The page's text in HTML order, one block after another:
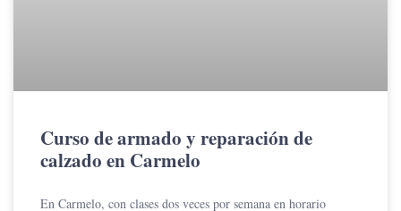
Curso de armado y reparación de
calzado en Carmelo
En Carmelo, con clases dos veces por semana en horario